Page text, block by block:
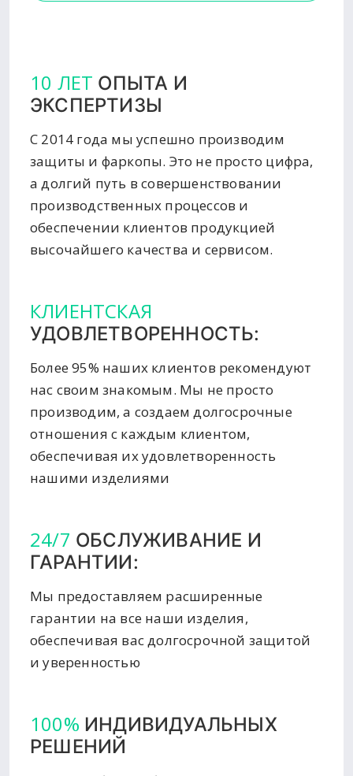
10 ЛЕТ ОПЫТА И
ЭКСПЕРТИЗЫ
С 2014 года мы успешно производим
защиты и фаркопы. Это не просто цифра,
а долгий путь в совершенствовании
производственных процессов и
обеспечении клиентов продукцией
высочайшего качества и сервисом.
КЛИЕНТСКАЯ
УДОВЛЕТВОРЕННОСТЬ:
Более 95% наших клиентов рекомендуют
нас своим знакомым. Мы не просто
производим, а создаем долгосрочные
отношения с каждым клиентом,
обеспечивая их удовлетворенность
нашими изделиями
24/7 ОБСЛУЖИВАНИЕ И
ГАРАНТИИ:
Мы предоставляем расширенные
гарантии на все наши изделия,
обеспечивая вас долгосрочной защитой
и уверенностью
100% ИНДИВИДУАЛЬНЫХ
РЕШЕНИЙ